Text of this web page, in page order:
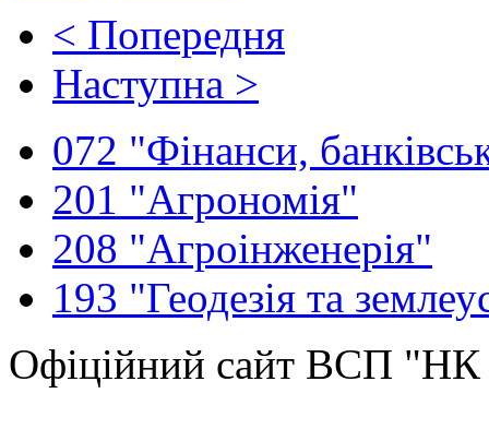
< Попередня
Наступна >
072 "Фінанси,
201 "Агрономія"
208 "Агроінженерія"
193 "Геодезія та
Офіційний сайт ВСП